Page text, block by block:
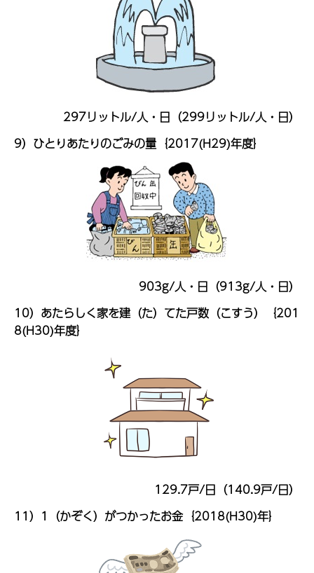
297リットル/人・日（299リットル/人・日）
9）ひとりあたりのごみの量｛2017(H29)年度｝
903g/人・日（913g/人・日）
10）あたらしく家を建（た）てた戸数（こすう）｛201
8(H30)年度｝
129.7戸/日（140.9戸/日）
11）1（かぞく）がつかったお金｛2018(H30)年｝